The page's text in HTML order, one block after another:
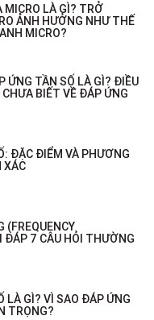
MICRO LÀ GÌ? TRỞ
ẢNH HƯỞNG NHƯ THẾ
MICRO?
ỨNG TẦN SỐ LÀ GÌ? ĐIỀU
BIẾT VỀ ĐÁP ỨNG
ĐẶC ĐIỂM VÀ PHƯƠNG
XÁC
(FREQUENCY
ĐÁP 7 CÂU HỎI THƯỜNG
LÀ GÌ? VÌ SAO ĐÁP ỨNG
TRỌNG?